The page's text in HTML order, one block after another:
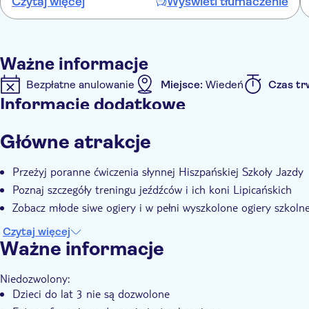
are seated) Again, it was not clear which was the right entrance
and there were no staff to help. Our seats were on the balcony.
level. Thoroughly enjoyed the horses training.
Ważne informacje
Bezpłatne anulowanie Miejsce: Wiedeń Czas
Informacje dodatkowe
Główne atrakcje
Przeżyj poranne ćwiczenia słynnej Hiszpańskiej Szkoły Jazdy
Poznaj szczegóły treningu jeźdźców i ich koni Lipicańskich
Zobacz młode siwe ogiery i w pełni wyszkolone ogiery
Czytaj więcej
Ważne informacje
Niedozwolony:
Dzieci do lat 3 nie są dozwolone